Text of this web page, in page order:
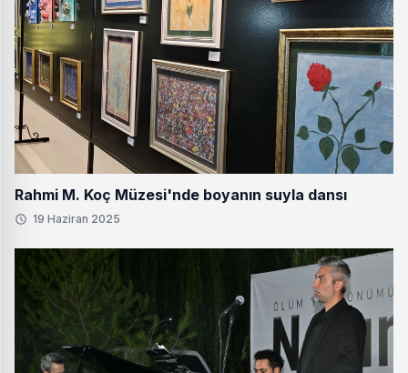
Rahmi M. Koç Müzesi'nde boyanın suyla dansı
19 Haziran 2025